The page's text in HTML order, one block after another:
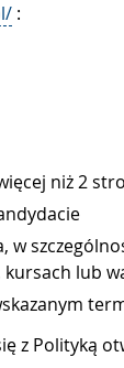
:
niż 2
lub
z Polityką